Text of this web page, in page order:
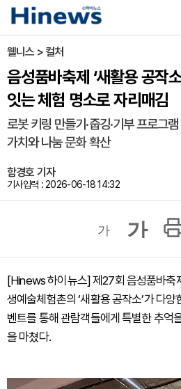
웰니스 > 컬처
음성품바축제 ‘새활용 공작
잇는 체험 명소로 자리매김
로봇 키링 만들기·줍깅·기부 프로그
가치와 나눔 문화 확산
함경호 기자
기사입력 : 2026-06-18 14:32
가 가
[Hinews 하이뉴스] 제27회 음성품바축
생예술체험촌의 ‘새활용 공작소’가 다양
벤트를 통해 관람객들에게 특별한 추억
을 마쳤다.